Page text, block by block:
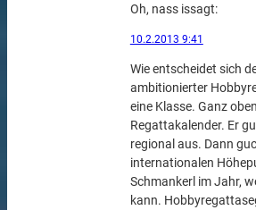
Oh, nass issagt:
10.2.2013 9:41
Wie entscheidet sich
ambitionierter
eine Klasse. Ganz
Regattakalender. Er
regional aus. Dann
internationalen
Schmankerl im Jahr,
kann.